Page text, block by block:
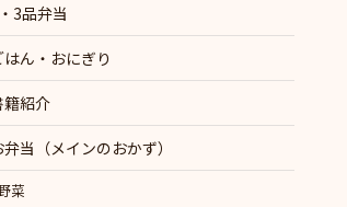
3品弁当
はん・おにぎり
籍紹介
弁当（メインのおかず）
菜